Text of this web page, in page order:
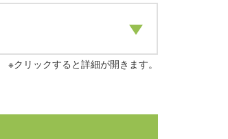
※クリックすると詳細が開きます。